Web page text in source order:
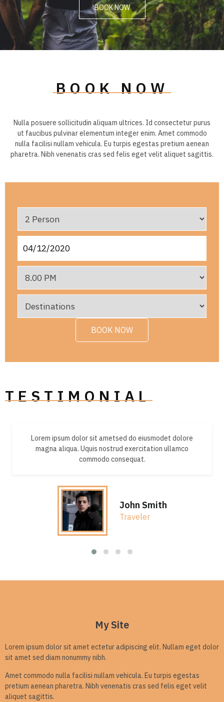
BOOK NOW
BOOK NOW
Nulla posuere sollicitudin aliquam ultrices. Id consectetur purus
ut faucibus pulvinar elementum integer enim. Amet commodo
nulla facilisi nullam vehicula. Eu turpis egestas pretium aenean
pharetra. Nibh venenatis cras sed felis eget velit aliquet sagittis.
BOOK NOW
TESTIMONIAL
Lorem ipsum dolor sit ametsed do eiusmodet dolore
magna aliqua. Uquis nostrud exercitation ullamco
commodo consequat.
John Smith
Traveler
My Site
Lorem ipsum dolor sit amet ectetur adipiscing elit. Nullam eget dolor
sit amet sed diam nonummy nibh.
Amet commodo nulla facilisi nullam vehicula. Eu turpis egestas
pretium aenean pharetra. Nibh venenatis cras sed felis eget velit
aliquet sagittis.